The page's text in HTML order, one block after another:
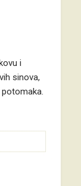
i
sinova,